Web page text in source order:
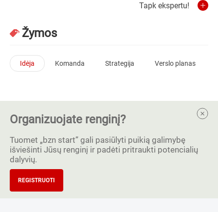
Tapk ekspertu!
Žymos
Idėja Komanda Strategija Verslo planas
Organizuojate renginį?
Tuomet „bzn start” gali pasiūlyti puikią galimybę
išviešinti Jūsų renginį ir padėti pritraukti potencialių
dalyvių.
REGISTRUOTI